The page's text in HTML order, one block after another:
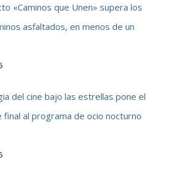
«Caminos que Unen» supera los
asfaltados, en menos de un
del cine bajo las estrellas pone el
final al programa de ocio nocturno